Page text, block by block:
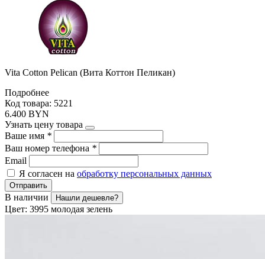
Vita Cotton Pelican (Вита Коттон Пеликан)
Подробнее
Код товара: 5221
6.400 BYN
Узнать цену товара
Ваше имя *
Ваш номер телефона *
Email
Я согласен на обработку персональных данных
Отправить
В наличии Нашли дешевле?
Цвет: 3995 молодая зелень